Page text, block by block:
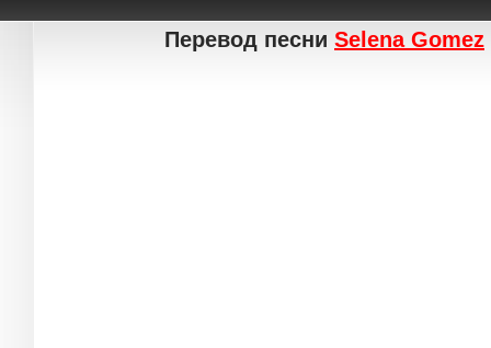
Перевод песни Selena Gomez